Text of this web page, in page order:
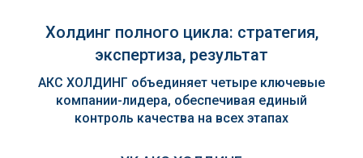
Холдинг полного цикла: стратегия,
экспертиза, результат
АКС ХОЛДИНГ объединяет четыре ключевые
компании-лидера, обеспечивая единый
контроль качества на всех этапах